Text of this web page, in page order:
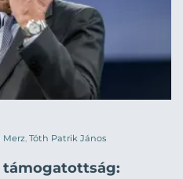
Merz Tóth Patrik János
támogatottság: